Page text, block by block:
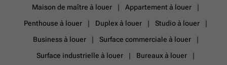
Maison de maître à louer
Appartement à louer
Penthouse à louer
Duplex à louer
Studio à louer
Business à louer
Surface commerciale à louer
Surface industrielle à louer
Bureaux à louer